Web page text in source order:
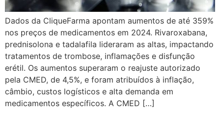
Dados da CliqueFarma apontam aumentos de até 359%
nos preços de medicamentos em 2024. Rivaroxabana,
prednisolona e tadalafila lideraram as altas, impactando
tratamentos de trombose, inflamações e disfunção
erétil. Os aumentos superaram o reajuste autorizado
pela CMED, de 4,5%, e foram atribuídos à inflação,
câmbio, custos logísticos e alta demanda em
medicamentos específicos. A CMED […]